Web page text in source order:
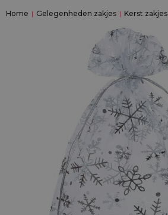
Home | Gelegenheden zakjes | Kerst zakjes